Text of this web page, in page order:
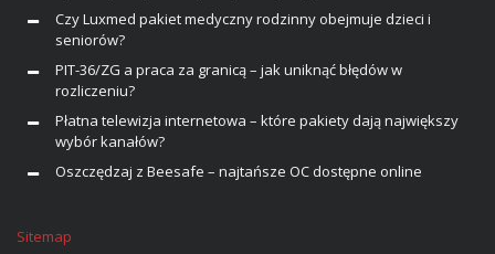
Czy Luxmed pakiet medyczny rodzinny obejmuje dzieci i
seniorów?
PIT-36/ZG a praca za granicą – jak uniknąć błędów w
rozliczeniu?
Płatna telewizja internetowa – które pakiety dają największy
wybór kanałów?
Oszczędzaj z Beesafe – najtańsze OC dostępne online
Sitemap